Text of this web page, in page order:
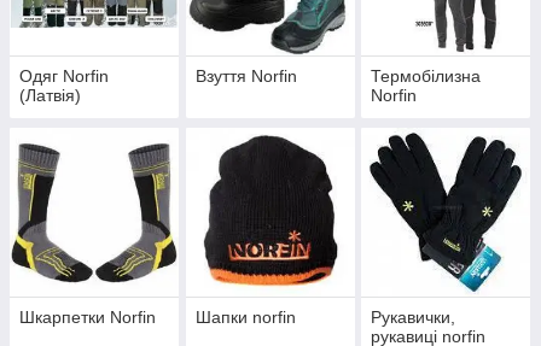
Одяг Norfin
(Латвія)
Взуття Norfin
Термобілизна
Norfin
Шкарпетки Norfin Шапки norfin
Рукавички,
рукавиці norfin